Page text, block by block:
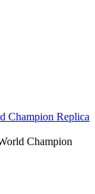
Champion Replica
Champion